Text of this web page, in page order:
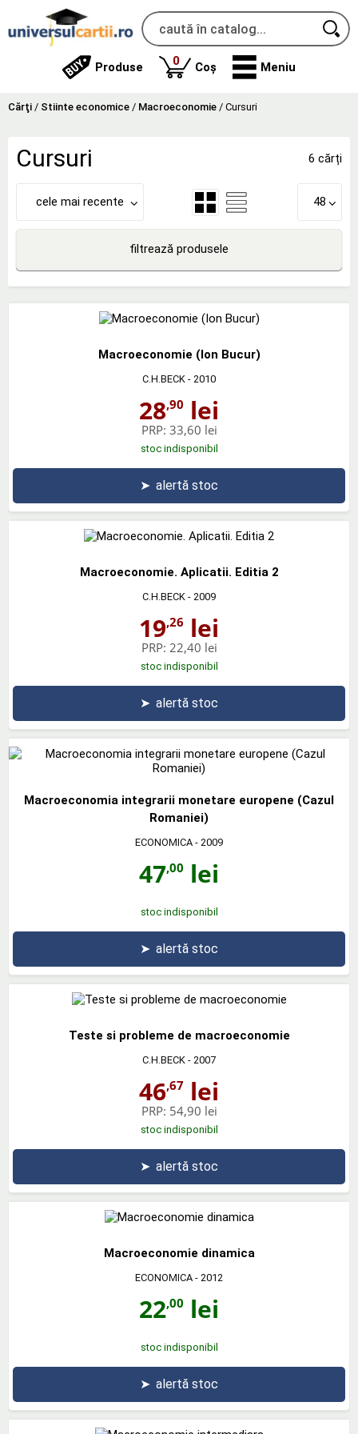
Produse 0produse
Coș Meniu
Cărţi / Stiinte economice / Macroeconomie / Cursuri
Cursuri 6 cărți
cele mai recente 48
filtrează produsele
Macroeconomie (Ion Bucur)
C.H.BECK - 2010
28,90 lei
PRP: 33,60 lei
stoc indisponibil
➤ alertă stoc
Macroeconomie. Aplicatii. Editia 2
C.H.BECK - 2009
19,26 lei
PRP: 22,40 lei
stoc indisponibil
➤ alertă stoc
Macroeconomia integrarii monetare europene (Cazul
Romaniei)
ECONOMICA - 2009
47,00 lei
stoc indisponibil
➤ alertă stoc
Teste si probleme de macroeconomie
C.H.BECK - 2007
46,67 lei
PRP: 54,90 lei
stoc indisponibil
➤ alertă stoc
Macroeconomie dinamica
ECONOMICA - 2012
22,00 lei
stoc indisponibil
➤ alertă stoc